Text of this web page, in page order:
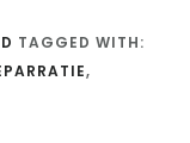
TAGGED WITH:
,